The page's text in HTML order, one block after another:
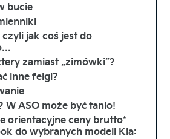
bucie
czyli jak coś jest do
zamiast „zimówki”?
inne felgi?
W ASO może być tanio!
orientacyjne ceny brutto*
do wybranych modeli Kia: